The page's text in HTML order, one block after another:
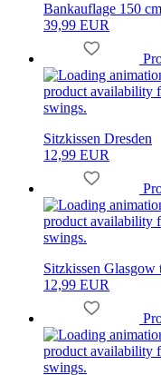
Bankauflage 150
39,99 EUR
Sitzkissen Dresden
12,99 EUR
Sitzkissen Glasgow
12,99 EUR